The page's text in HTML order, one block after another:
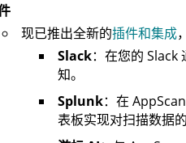
现已推出全新的插件和集成
Slack：在您的 Slack
知。
Splunk：在
表板实现对扫描数据